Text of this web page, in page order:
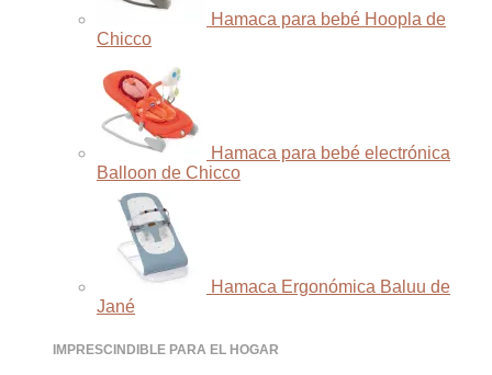
Hamaca para bebé Hoopla de
Chicco
Hamaca para bebé electrónica
Balloon de Chicco
Hamaca Ergonómica Baluu de
Jané
IMPRESCINDIBLE PARA EL HOGAR